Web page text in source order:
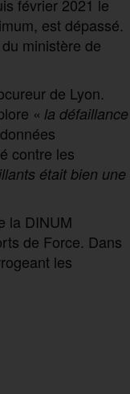
février 2021 le
est dépassé.
ministère de
de Lyon.
« la défaillance
contre les
était bien une
la DINUM
de Force. Dans
les